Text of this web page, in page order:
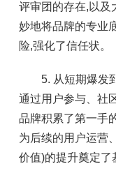
评审团的存在,以及
妙地将品牌的专业
险,强化了信任状。
5. 从短期爆发
通过用户参与、社
品牌积累了第一手
为后续的用户运营
价值)的提升奠定了